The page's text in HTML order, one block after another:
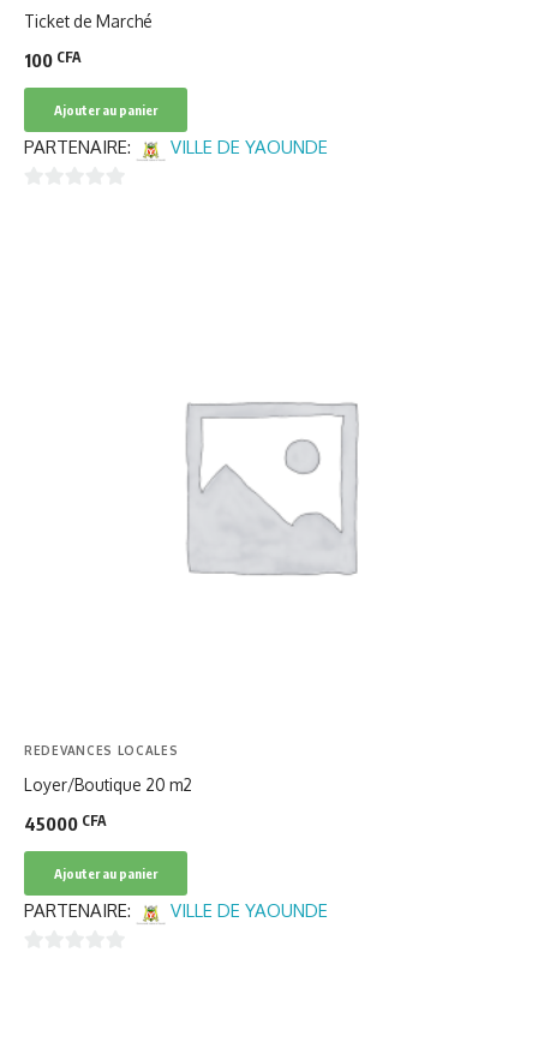
Ticket de Marché
100 CFA
Ajouter au panier
PARTENAIRE: VILLE DE YAOUNDE
REDEVANCES LOCALES
Loyer/Boutique 20 m2
45000 CFA
Ajouter au panier
PARTENAIRE: VILLE DE YAOUNDE